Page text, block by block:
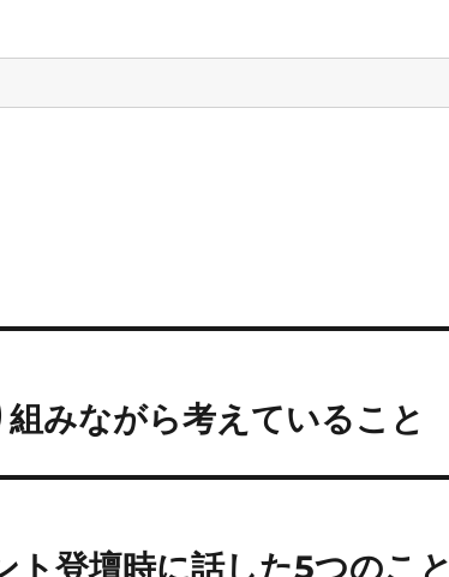
みながら考えていること
登壇時に話した5つのこと